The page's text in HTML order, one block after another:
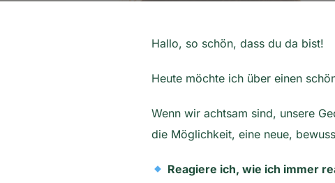
Hallo, so schön, dass du da bist!
Heute möchte ich über einen
Wenn wir achtsam sind, unsere
die Möglichkeit, eine neue,
Reagiere ich, wie ich immer